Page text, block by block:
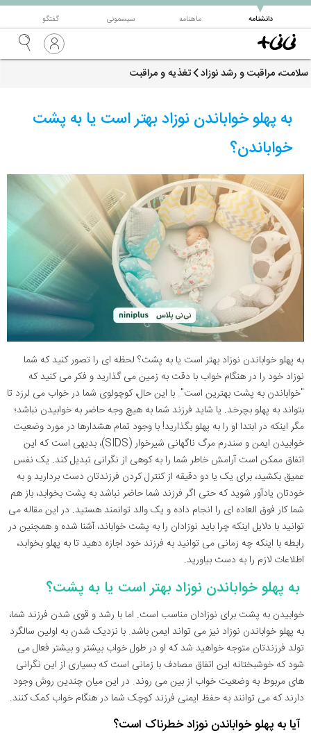
دانشنامه
▼ ماهنامه سیسمونی گفتگو
سلامت، مراقبت و رشد نوزاد تغذیه و مراقبت
به پهلو خواباندن نوزاد بهتر است یا به پشت
خواباندن؟
به پهلو خواباندن نوزاد بهتر است یا به پشت؟ لحظه ای را تصور کنید که شما
نوزاد خود را در هنگام خواب با دقت به زمین می گذارید و فکر می کنید که
"خواباندن به پشت بهترین است". با این حال، کوچولوی شما در خواب می لرزد تا
بتواند به پهلو بچرخد. یا شاید فرزند شما به هیچ وجه حاضر به خوابیدن نباشد؛
مگر اینکه در ابتدا او را به پهلو بگذارید! با وجود تمام هشدارها در مورد وضعیت
خوابیدن ایمن و سندرم مرگ ناگهانی شیرخوار (SIDS)، بدیهی است که این
اتفاق ممکن است آرامش خاطر شما را به کوهی از نگرانی تبدیل کند. یک نفس
عمیق بکشید، برای یک یا دو دقیقه از کنترل کردن فرزندتان دست بردارید و به
خودتان یادآور شوید که حتی اگر فرزند شما حاضر نباشد به پشت بخوابد، باز هم
شما کار فوق العاده ای را انجام داده و یک والد توانمند هستید. در این مقاله می
توانید با دلایل اینکه چرا باید نوزادان را به پشت خواباند، آشنا شده و همچنین در
رابطه با اینکه چه زمانی می توانید به فرزند خود اجازه دهید تا به پهلو بخوابد،
اطلاعات لازم را به دست بیاورید.
به پهلو خواباندن نوزاد بهتر است یا به پشت؟
خوابیدن به پشت برای نوزادان مناسب است. اما با رشد و قوی شدن فرزند شما،
به پهلو خواباندن نوزاد نیز می تواند ایمن باشد. با نزدیک شدن به اولین سالگرد
تولد فرزندتان متوجه خواهید شد که او در طول خواب بیشتر و بیشتر فعال می
شود که خوشبختانه این اتفاق مصادف با زمانی است که بسیاری از این نگرانی
های مربوط به وضعیت خواب از بین می روند. در این میان چندین روش وجود
دارند که می توانند به حفظ ایمنی فرزند کوچک شما در هنگام خواب کمک کنند.
آیا به پهلو خواباندن نوزاد خطرناک است؟